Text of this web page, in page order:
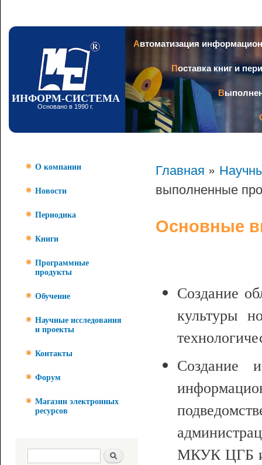
ИНФОРМ-СИСТЕМА
Основано в 1990 г.
Автоматизация
Поставка книг и
О компании
Новости
Периодика
Книги
Программные
продукты
Обучение
Научные исследования
и проекты
Контакты
Форум
Магазин электронных
ресурсов
Форма поиска Поиск
Главная »
выполненные
Основные
Создание
культуры
Создание
МКУК ЦГБ